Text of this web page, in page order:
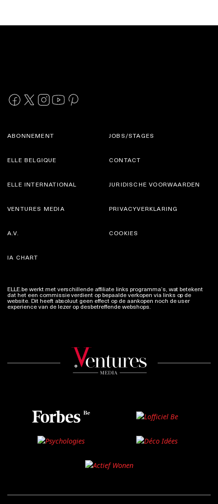
ABONNEMENT
ELLE BELGIQUE
JOBS/STAGES
CONTACT
ELLE INTERNATIONAL
VENTURES MEDIA
JURIDISCHE VOORWAARDEN
PRIVACYVERKLARING
A.V.
IA CHART
COOKIES
ELLE.be werkt met verschillende affiliate links programma’s, wat betekent
dat het een commissie verdient op bepaalde verkopen via links op de
website. Dit heeft absoluut geen effect op de aankopen noch de user
experience van de lezer op desbetreffende webshops.